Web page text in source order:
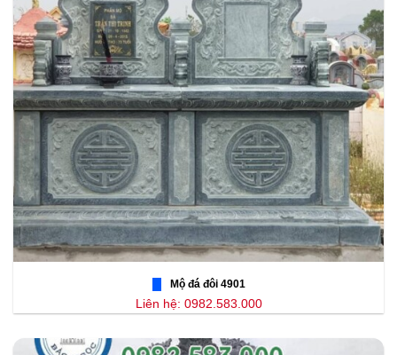
Mộ đá đôi 4901
Liên hệ: 0982.583.000